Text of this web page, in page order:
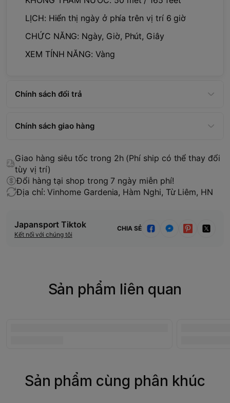
LỊCH: Hiển thị ngày ở phía trên vị trí 6 giờ
CHỨC NĂNG: Ngày, Giờ, Phút, Giây
XEM TÍNH NĂNG: Vàng
Chính sách đổi trả
Chính sách giao hàng
Giao hàng siêu tốc trong 2h (Phí ship có thể thay đổi
tùy vị trí)
Đổi hàng tại shop trong 7 ngày miễn phí!
Địa chỉ: Vinhome Gardenia, Hàm Nghi, Từ Liêm, HN
Japansport Tiktok
Kết nối với chúng tôi
CHIA SẺ
Sản phẩm liên quan
Sản phẩm cùng phân khúc